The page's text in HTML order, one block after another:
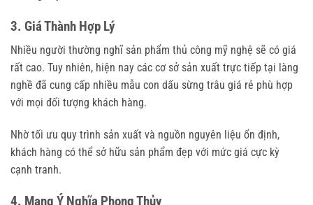
3. Giá Thành Hợp Lý
Nhiều người thường nghĩ sản phẩm thủ công mỹ nghệ sẽ có giá
rất cao. Tuy nhiên, hiện nay các cơ sở sản xuất trực tiếp tại làng
nghề đã cung cấp nhiều mẫu con dấu sừng trâu giá rẻ phù hợp
với mọi đối tượng khách hàng.
Nhờ tối ưu quy trình sản xuất và nguồn nguyên liệu ổn định,
khách hàng có thể sở hữu sản phẩm đẹp với mức giá cực kỳ
cạnh tranh.
4. Mang Ý Nghĩa Phong Thủy